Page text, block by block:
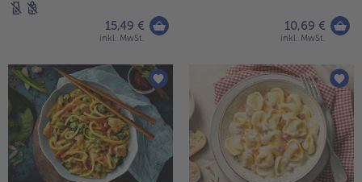
15,49 €
inkl. MwSt.
10,69 €
inkl. MwSt.